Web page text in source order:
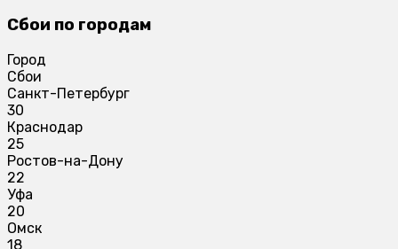
Сбои по городам
Город
Сбои
Санкт-Петербург
30
Краснодар
25
Ростов-на-Дону
22
Уфа
20
Омск
18